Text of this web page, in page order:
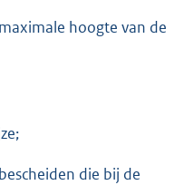
hoogte van de
die bij de